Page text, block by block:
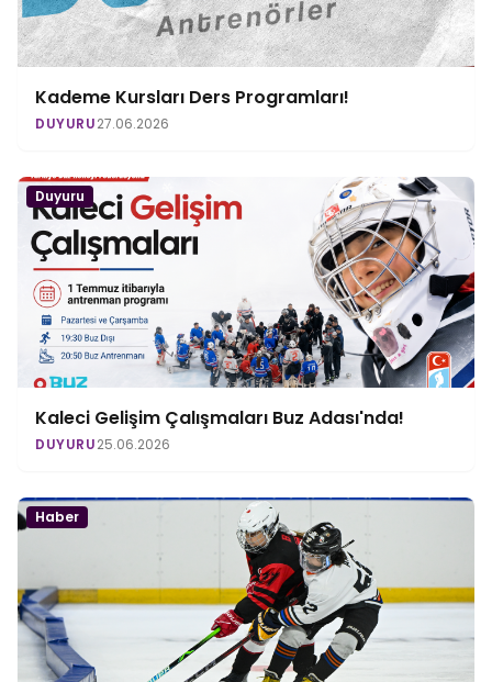
Kademe Kursları Ders Programları!
DUYURU27.06.2026
Duyuru
Kaleci Gelişim Çalışmaları Buz Adası'nda!
DUYURU25.06.2026
Haber